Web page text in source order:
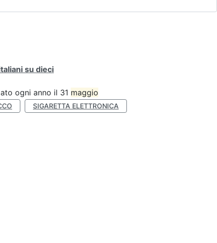
su dieci
ogni anno il 31 maggio
SIGARETTA ELETTRONICA